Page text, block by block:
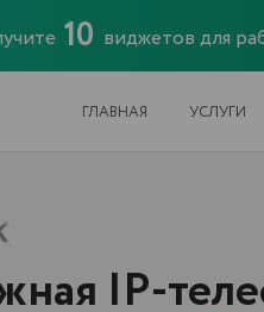
10 виджетов для
IP-